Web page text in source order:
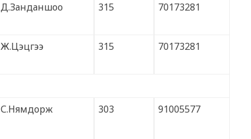
Д.Занданшоо 315 70173281
Ж.Цэцгээ 315 70173281
С.Нямдорж 303 91005577